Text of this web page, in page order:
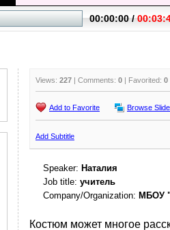
Views: 227 | Comments: 0 | Favorited: 0
Add to Favorite Browse
Add Subtitle
Speaker: Наталия
Job title: учитель
Company/Organization: МБОУ
Костюм может многое